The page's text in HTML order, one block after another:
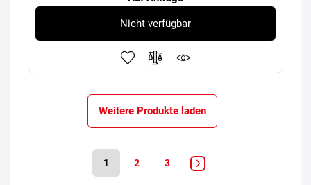
Nicht verfügbar
Weitere Produkte laden
1 2 3